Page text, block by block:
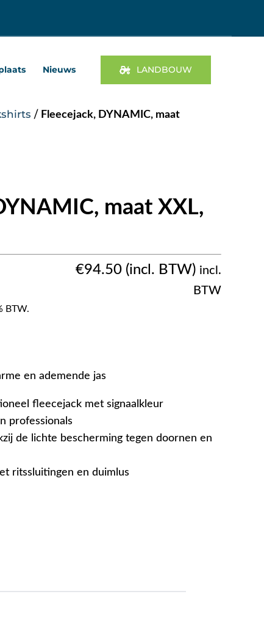
Nieuws LANDBOUW
/ Fleecejack, DYNAMIC, maat
maat XXL,
€94.50
incl.
BTW
BTW.
en ademende jas
fleecejack met signaalkleur
professionals
de lichte bescherming tegen doornen en
ritssluitingen en duimlus